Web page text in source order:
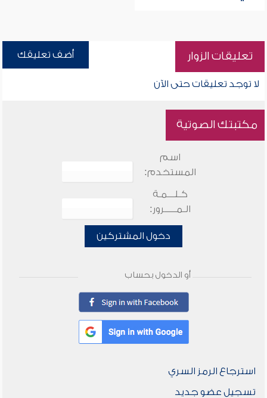
تعليقات الزوار أضف تعليقك
لا توجد تعليقات حتى الآن
مكتبتك الصوتية
اسم
المستخدم:
كـلـــمـة
الـمـــــرور:
دخول المشتركين
أو الدخول بحساب
استرجاع الرمز السري
تسجيل عضو جديد